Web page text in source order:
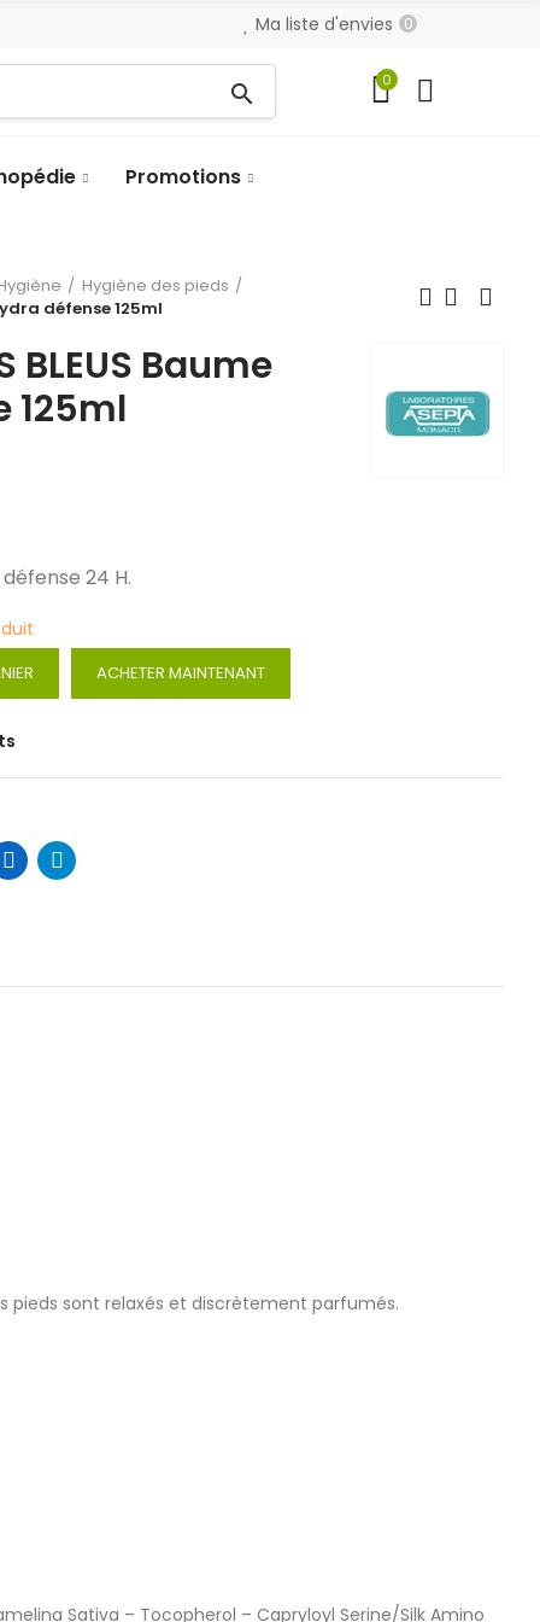
Ma liste d'envies 0
search 0
Promotions
Hygiène des pieds
défense 125ml
BLEUS Baume
125ml
24 H.
ACHETER MAINTENANT
pieds sont relaxés et discrètement parfumés.
Sativa – Tocopherol – Capryloyl Serine/Silk Amino